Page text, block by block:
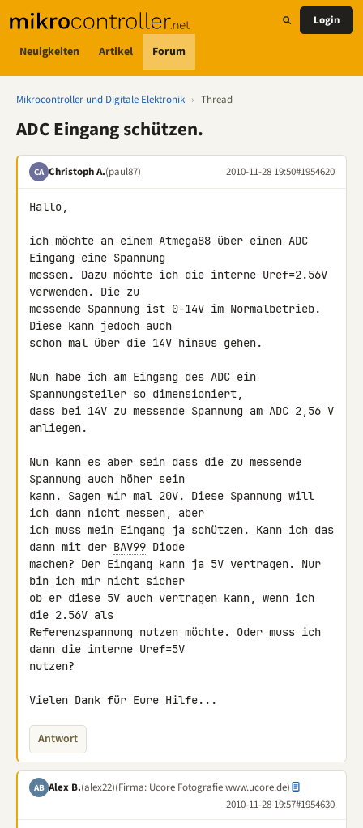
Neuigkeiten Artikel Forum
Login
Mikrocontroller und Digitale Elektronik › Thread
ADC Eingang schützen.
CA Christoph A.(paul87) 2010-11-28 19:50#1954620
Hallo,
ich möchte an einem Atmega88 über einen ADC
Eingang eine Spannung
messen. Dazu möchte ich die interne Uref=2.56V
verwenden. Die zu
messende Spannung ist 0-14V im Normalbetrieb.
Diese kann jedoch auch
schon mal über die 14V hinaus gehen.
Nun habe ich am Eingang des ADC ein
Spannungsteiler so dimensioniert,
dass bei 14V zu messende Spannung am ADC 2,56 V
anliegen.
Nun kann es aber sein dass die zu messende
Spannung auch höher sein
kann. Sagen wir mal 20V. Diese Spannung will
ich dann nicht messen, aber
ich muss mein Eingang ja schützen. Kann ich das
dann mit der BAV99 Diode
machen? Der Eingang kann ja 5V vertragen. Nur
bin ich mir nicht sicher
ob er diese 5V auch vertragen kann, wenn ich
die 2.56V als
Referenzspannung nutzen möchte. Oder muss ich
dann die interne Uref=5V
nutzen?
Vielen Dank für Eure Hilfe...
Antwort
AB Alex B.(alex22)(Firma: Ucore Fotografie www.ucore.de)
2010-11-28 19:57#1954630